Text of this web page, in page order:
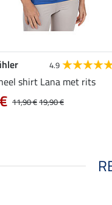
4.9
shirt Lana met rits
11,90 €19,90 €